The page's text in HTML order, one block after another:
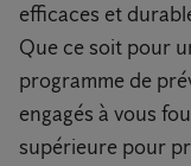
efficaces et
Que ce soit pour
programme de
engagés à vous
supérieure pour